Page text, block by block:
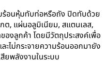
ร้อนหุ้มทับท่อหรือถัง ปิดทับด้วย
ต, แผ่นอลูมิเนียม, สแตนเลส,
องลูกค้า โดยมีวัตถุประสงค์เพื่อ
ไม่กระจายความร้อนออกมายัง
พลังงานในระบบ